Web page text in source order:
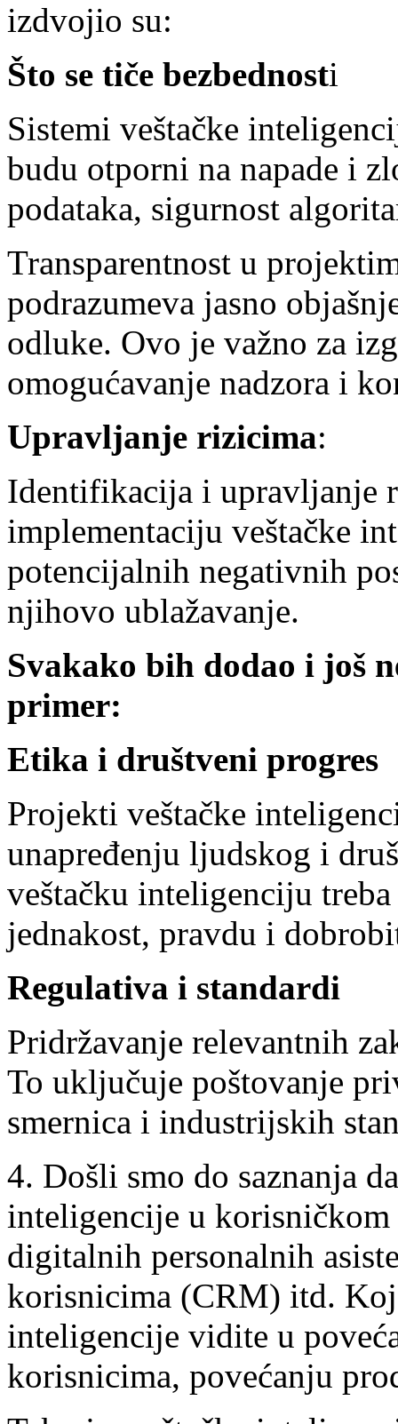
izdvojio su:
Što se tiče bezbednosti
Sistemi veštačke
budu otporni na napade i
podataka, sigurnost
Transparentnost u
podrazumeva jasno
odluke. Ovo je važno za
omogućavanje nadzora i
Upravljanje rizicima:
Identifikacija i upravljanje
implementaciju veštačke
potencijalnih negativnih
njihovo ublažavanje.
Svakako bih dodao i još
primer:
Etika i društveni progres
Projekti veštačke
unapređenju ljudskog i
veštačku inteligenciju
jednakost, pravdu i
Regulativa i standardi
Pridržavanje relevantnih
To uključuje poštovanje
smernica i industrijskih
4. Došli smo do saznanja
inteligencije u korisničkom
digitalnih personalnih
korisnicima (CRM) itd.
inteligencije vidite u
korisnicima, povećanju